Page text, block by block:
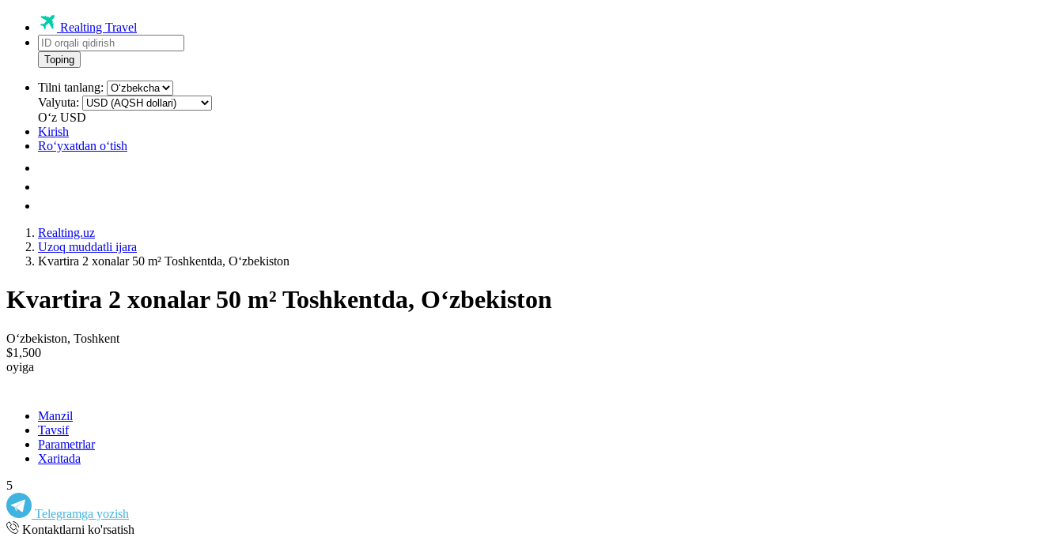
Realting Travel
Toping
Tilni tanlang:
Valyuta:
Oʻz USD
Kirish
Roʻyxatdan oʻtish
Realting.uz
Uzoq muddatli ijara
Kvartira 2 xonalar 50 m² Toshkentda, Oʻzbekiston
Kvartira 2 xonalar 50 m² Toshkentda, Oʻzbekiston
Oʻzbekiston, Toshkent
$1,500
oyiga
Manzil
Tavsif
Parametrlar
Xaritada
5
Telegramga yozish
Kontaktlarni ko'rsatish